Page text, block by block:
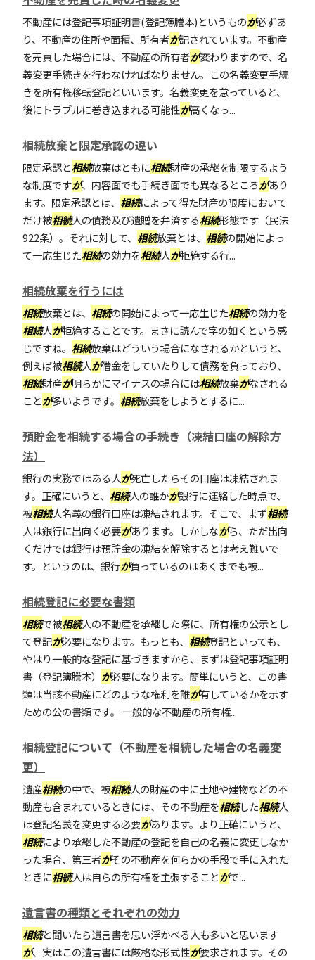
不動産には登記事項証明書(登記簿謄本)というものが必ずあ
り、不動産の住所や面積、所有者が記されています。不動産
を売買した場合には、不動産の所有者が変わりますので、名
義変更手続きを行わなければなりません。この名義変更手続
きを所有権移転登記といいます。名義変更を怠っていると、
後にトラブルに巻き込まれる可能性が高くなっ...
相続放棄と限定承認の違い
限定承認と相続放棄はともに相続財産の承継を制限するよう
な制度ですが、内容面でも手続き面でも異なるところがあり
ます。限定承認とは、 相続によって得た財産の限度において
だけ被相続人の債務及び遺贈を弁済する相続形態です（民法
922条）。それに対して、 相続放棄とは、 相続の開始によっ
て一応生じた相続の効力を相続人が拒絶する行...
相続放棄を行うには
相続放棄とは、 相続の開始によって一応生じた相続の効力を
相続人が拒絶することです。まさに読んで字の如くという感
じですね。 相続放棄はどういう場合になされるかというと、
例えば被相続人が借金をしていたりして債務を負っており、
相続財産が明らかにマイナスの場合には相続放棄がなされる
ことが多いようです。 相続放棄をしようとするに...
預貯金を相続する場合の手続き（凍結口座の解除方
法）
銀行の実務ではある人が死亡したらその口座は凍結されま
す。正確にいうと、 相続人の誰かが銀行に連絡した時点で、
被相続人名義の銀行口座は凍結されます。そこで、まず相続
人は銀行に出向く必要があります。しかしながら、ただ出向
くだけでは銀行は預貯金の凍結を解除するとは考え難いで
す。というのは、銀行が負っているのはあくまでも被...
相続登記に必要な書類
相続で被相続人の不動産を承継した際に、所有権の公示とし
て登記が必要になります。もっとも、 相続登記といっても、
やはり一般的な登記に基づきますから、まずは登記事項証明
書（登記簿謄本） が必要になります。簡単にいうと、この書
類は当該不動産にどのような権利を誰が有しているかを示す
ための公の書類です。 一般的な不動産の所有権...
相続登記について（不動産を相続した場合の名義変
更）
遺産相続の中で、被相続人の財産の中に土地や建物などの不
動産も含まれているときには、その不動産を相続した相続人
は登記名義を変更する必要があります。より正確にいうと、
相続により承継した不動産の登記を自己の名義に変更しなか
った場合、第三者がその不動産を何らかの手段で手に入れた
ときに相続人は自らの所有権を主張することがで...
遺言書の種類とそれぞれの効力
相続と聞いたら遺言書を思い浮かべる人も多いと思います
が、実はこの遺言書には厳格な形式性が要求されます。その